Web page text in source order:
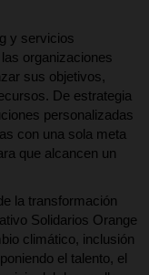
y servicios
organizaciones
sus objetivos,
De estrategia
personalizadas
con una sola meta
que alcancen un
la transformación
Solidarios Orange
climático, inclusión
el talento, el